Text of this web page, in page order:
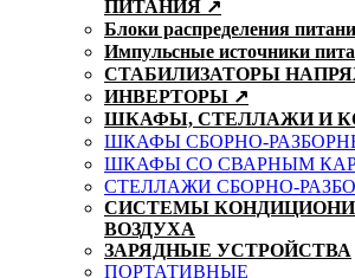
ПИТАНИЯ ↗
Блоки распределения
Импульсные источники
СТАБИЛИЗАТОРЫ
ИНВЕРТОРЫ ↗
ШКАФЫ, СТЕЛЛАЖИ И
ШКАФЫ СБОРНО-
ШКАФЫ СО СВАРНЫМ
СТЕЛЛАЖИ СБОРНО-
СИСТЕМЫ
ВОЗДУХА
ЗАРЯДНЫЕ УСТРОЙСТВА
ПОРТАТИВНЫЕ